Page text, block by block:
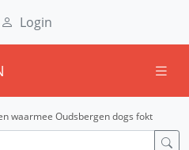
Login
waarmee Oudsbergen dogs fokt